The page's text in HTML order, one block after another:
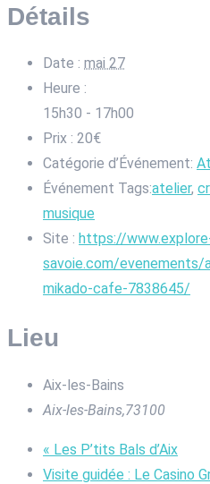
Détails
Date : mai 27
Heure :
15h30 - 17h00
Prix : 20€
Catégorie d’Événement:
Événement Tags:atelier,
musique
Site : https://
savoie.com/evenements/
mikado-cafe-7838645/
Lieu
Aix-les-Bains
Aix-les-Bains,73100
« Les P’tits Bals d’Aix
Visite guidée : Le Casino